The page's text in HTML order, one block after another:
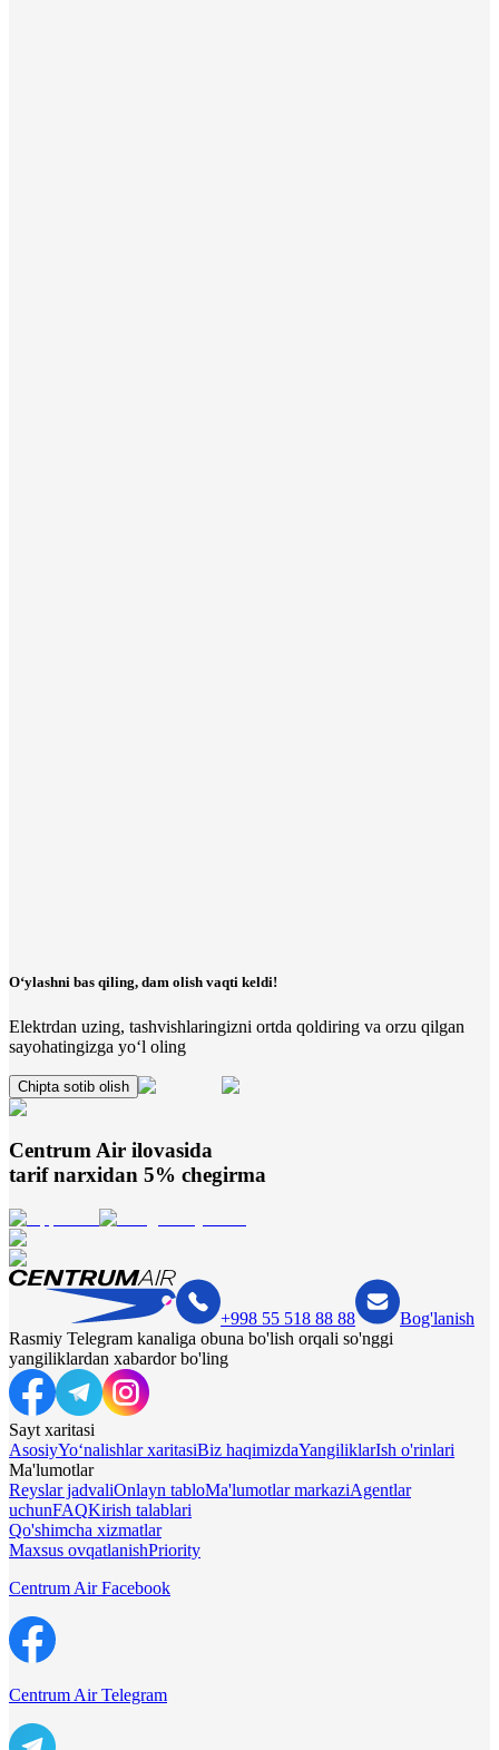
O‘ylashni bas qiling, dam olish vaqti keldi!
Elektrdan uzing, tashvishlaringizni ortda qoldiring va orzu qilgan
sayohatingizga yo‘l oling
Chipta sotib olish
Centrum Air ilovasida
tarif narxidan 5% chegirma
+998 55 518 88 88
Bog'lanish
Rasmiy Telegram kanaliga obuna bo'lish orqali so'nggi
yangiliklardan xabardor bo'ling
Sayt xaritasi
AsosiyYo‘nalishlar xaritasiBiz haqimizdaYangiliklarIsh o'rinlari
Ma'lumotlar
Reyslar jadvaliOnlayn tabloMa'lumotlar markaziAgentlar
uchunFAQKirish talablari
Qo'shimcha xizmatlar
Maxsus ovqatlanishPriority
Centrum Air Facebook
Centrum Air Telegram